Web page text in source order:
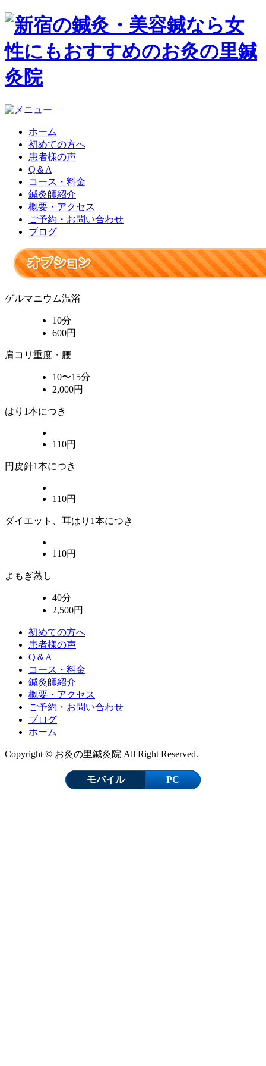
ホーム
初めての方へ
患者様の声
Q＆A
コース・料金
鍼灸師紹介
概要・アクセス
ご予約・お問い合わせ
ブログ
ゲルマニウム温浴
10分
600円
肩コリ重度・腰
10〜15分
2,000円
はり1本につき
110円
円皮針1本につき
110円
ダイエット、耳はり1本につき
110円
よもぎ蒸し
40分
2,500円
初めての方へ
患者様の声
Q＆A
コース・料金
鍼灸師紹介
概要・アクセス
ご予約・お問い合わせ
ブログ
ホーム
Copyright © お灸の里鍼灸院 All Right Reserved.
モバイル PC